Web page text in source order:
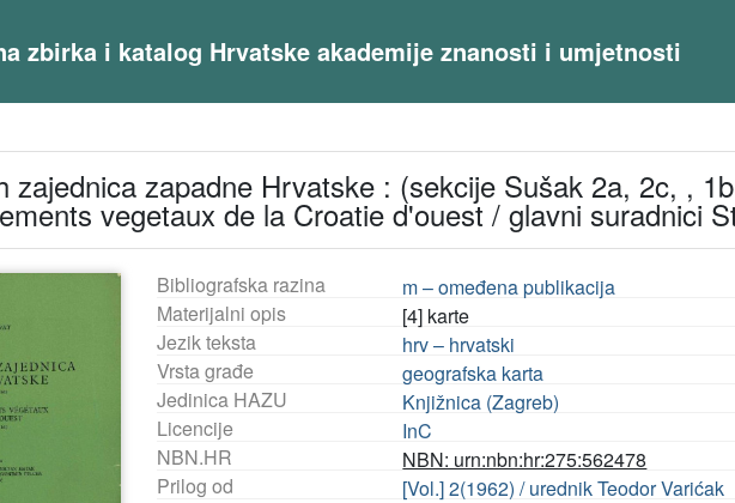
zbirka i katalog Hrvatske akademije znanosti i umjetnosti
zajednica zapadne Hrvatske : (sekcije Sušak 2a, 2c, ,
vegetaux de la Croatie d'ouest / glavni suradnici
Bibliografska razina
m – omeđena publikacija
Materijalni opis
[4] karte
Jezik teksta
hrv – hrvatski
Vrsta građe
geografska karta
Jedinica HAZU
Knjižnica (Zagreb)
Licencije
InC
NBN.HR
NBN: urn:nbn:hr:275:562478
Prilog od
[Vol.] 2(1962) / urednik Teodor Varićak